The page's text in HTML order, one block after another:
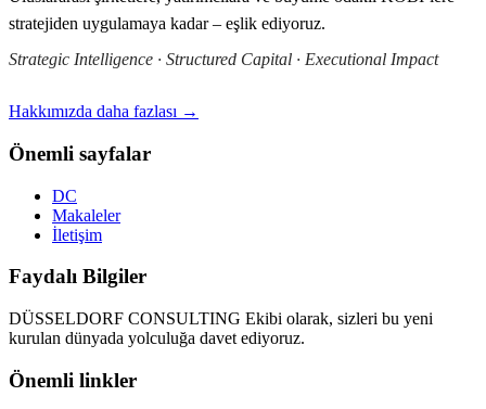
stratejiden uygulamaya kadar – eşlik ediyoruz.
Strategic Intelligence · Structured Capital · Executional Impact
Hakkımızda daha fazlası →
Önemli sayfalar
DC
Makaleler
İletişim
Faydalı Bilgiler
DÜSSELDORF CONSULTING Ekibi olarak, sizleri bu yeni
kurulan dünyada yolculuğa davet ediyoruz.
Önemli linkler